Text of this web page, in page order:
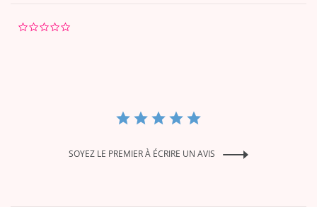
SOYEZ LE PREMIER À ÉCRIRE UN AVIS